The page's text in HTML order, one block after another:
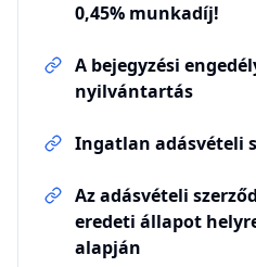
0,45% munkadíj!
A bejegyzési
nyilvántartás
Ingatlan adásvételi
Az adásvételi
eredeti állapot
alapján